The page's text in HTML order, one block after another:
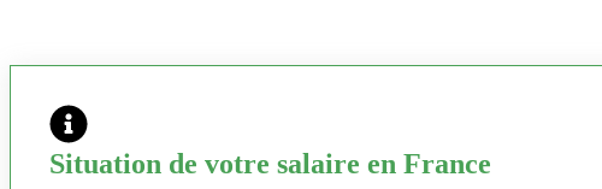
Situation de votre salaire en France